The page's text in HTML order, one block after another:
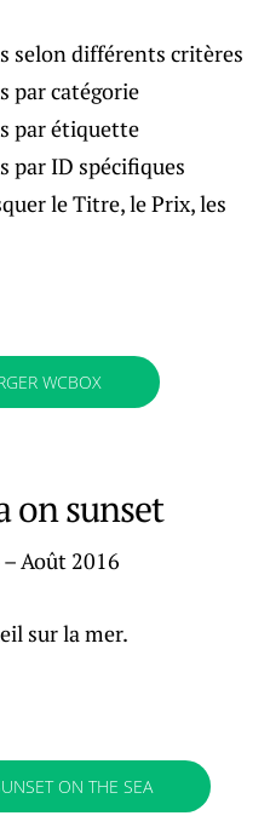
selon différents critères
par catégorie
par étiquette
par ID spécifiques
le Titre, le Prix, les
WCBOX
on sunset
sur la mer.
ON THE SEA